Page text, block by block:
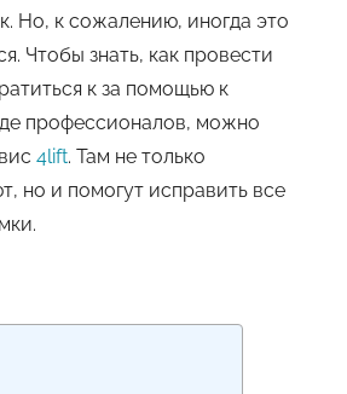
Но, к сожалению, иногда это
Чтобы знать, как провести
к за помощью к
профессионалов, можно
4lift. Там не только
но и помогут исправить все